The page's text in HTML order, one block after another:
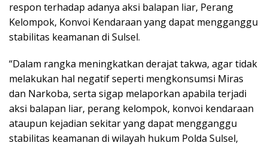
respon terhadap adanya aksi balapan liar, Perang
Kelompok, Konvoi Kendaraan yang dapat mengganggu
stabilitas keamanan di Sulsel.
“Dalam rangka meningkatkan derajat takwa, agar tidak
melakukan hal negatif seperti mengkonsumsi Miras
dan Narkoba, serta sigap melaporkan apabila terjadi
aksi balapan liar, perang kelompok, konvoi kendaraan
ataupun kejadian sekitar yang dapat mengganggu
stabilitas keamanan di wilayah hukum Polda Sulsel,